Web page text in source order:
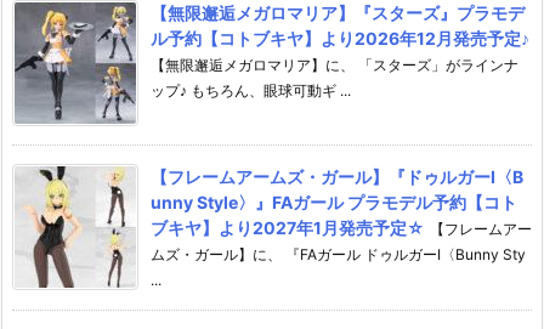
【無限邂逅メガロマリア】『スターズ』プラモデ
ル予約【コトブキヤ】より2026年12月発売予定♪
【無限邂逅メガロマリア】に、 「スターズ」がラインナ
ップ♪ もちろん、眼球可動ギ ...
【フレームアームズ・ガール】『ドゥルガーI〈B
unny Style〉』FAガール プラモデル予約【コト
ブキヤ】より2027年1月発売予定☆
【フレームアー
ムズ・ガール】に、 『FAガール ドゥルガーI〈Bunny Sty
...